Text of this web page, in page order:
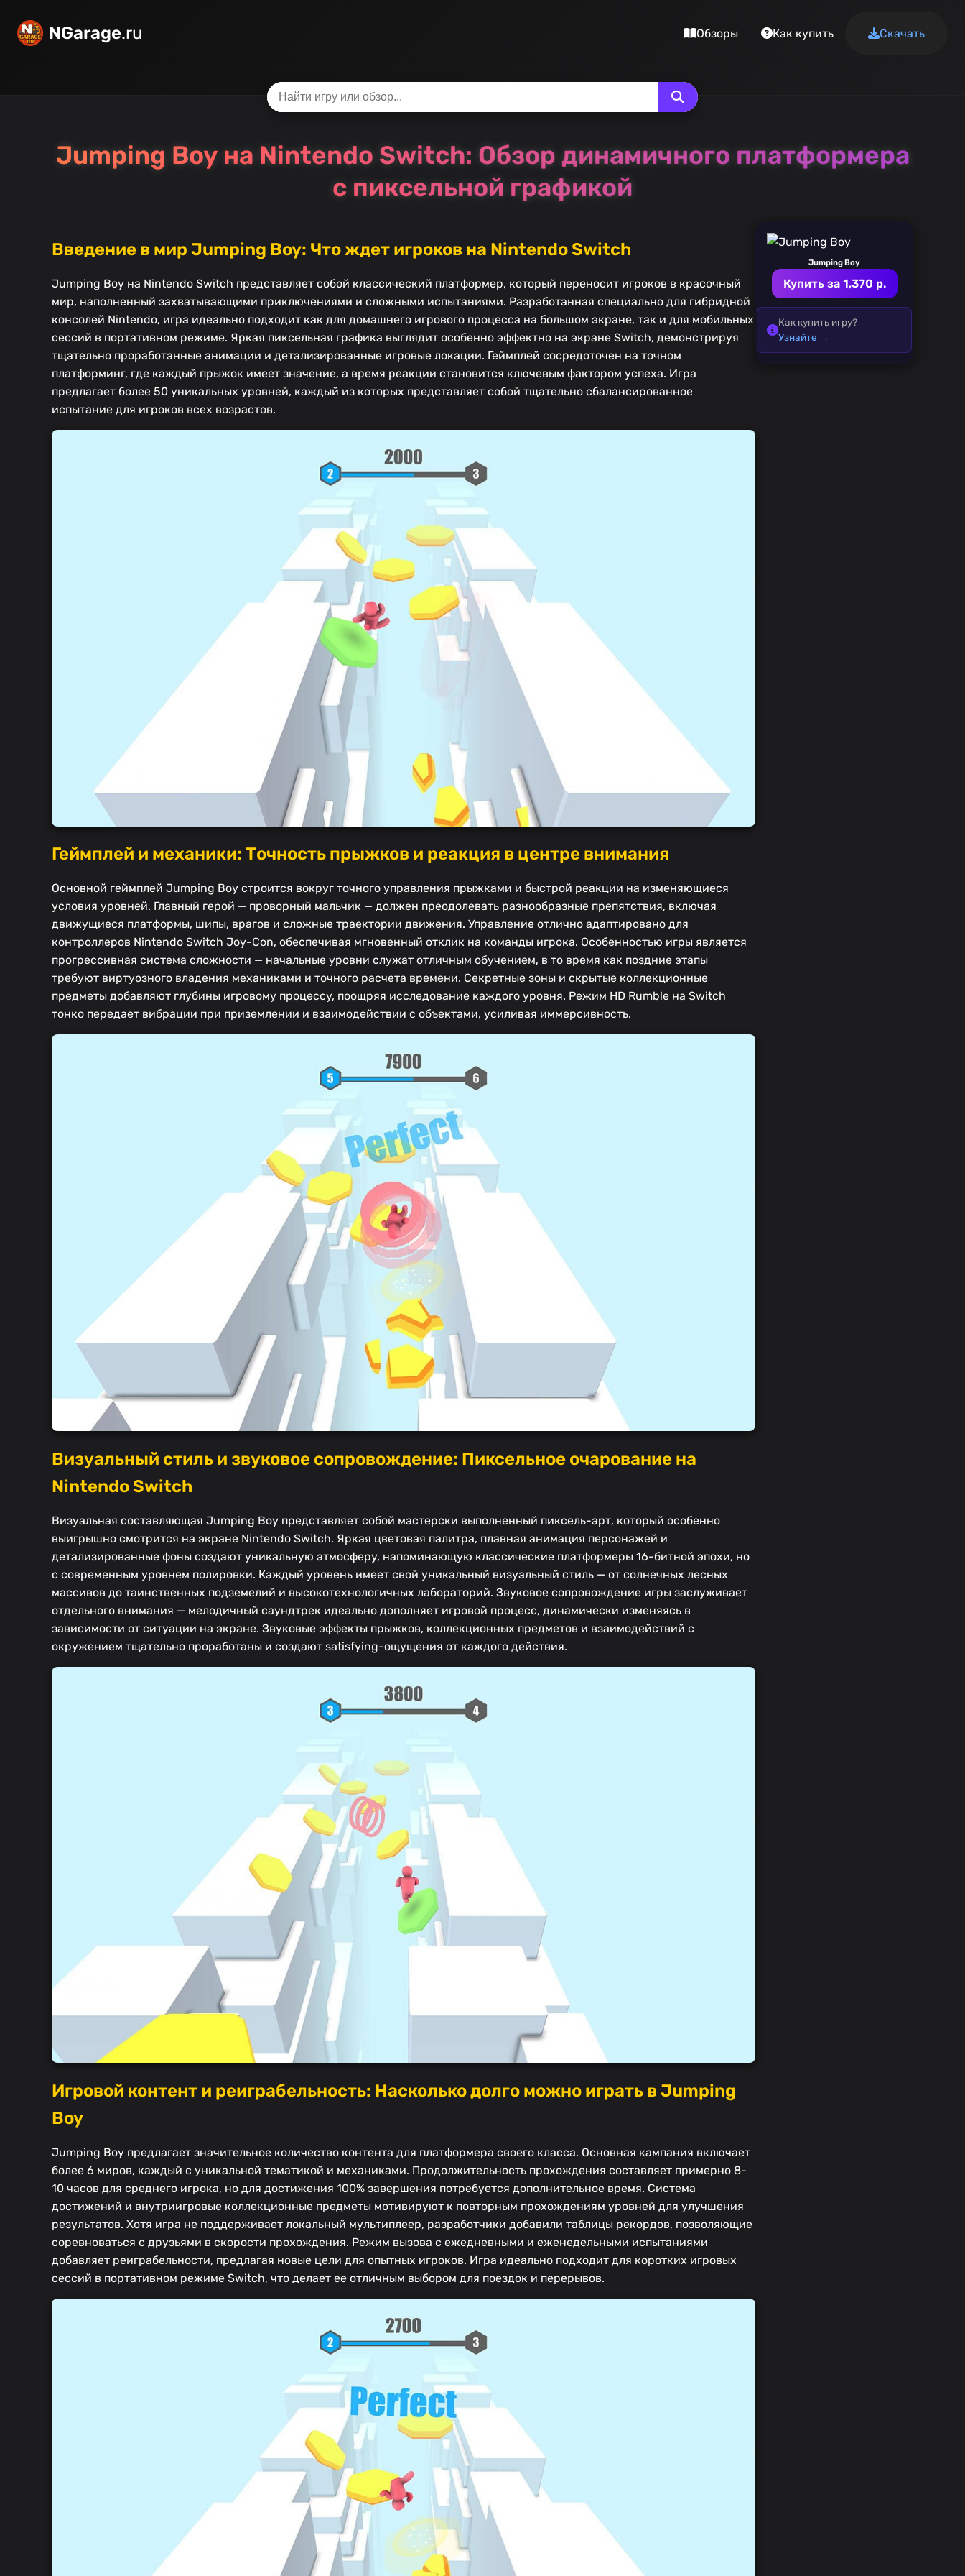
NGarage.ru Обзоры Как купить Скачать
Jumping Boy на Nintendo Switch: Обзор динамичного платформера
с пиксельной графикой
Введение в мир Jumping Boy: Что ждет игроков на Nintendo Switch
Jumping Boy на Nintendo Switch представляет собой классический платформер, который переносит игроков в красочный
мир, наполненный захватывающими приключениями и сложными испытаниями. Разработанная специально для гибридной
консолей Nintendo, игра идеально подходит как для домашнего игрового процесса на большом экране, так и для мобильных
сессий в портативном режиме. Яркая пиксельная графика выглядит особенно эффектно на экране Switch, демонстрируя
тщательно проработанные анимации и детализированные игровые локации. Геймплей сосредоточен на точном
платформинг, где каждый прыжок имеет значение, а время реакции становится ключевым фактором успеха. Игра
предлагает более 50 уникальных уровней, каждый из которых представляет собой тщательно сбалансированное
испытание для игроков всех возрастов.
Геймплей и механики: Точность прыжков и реакция в центре внимания
Основной геймплей Jumping Boy строится вокруг точного управления прыжками и быстрой реакции на изменяющиеся
условия уровней. Главный герой — проворный мальчик — должен преодолевать разнообразные препятствия, включая
движущиеся платформы, шипы, врагов и сложные траектории движения. Управление отлично адаптировано для
контроллеров Nintendo Switch Joy-Con, обеспечивая мгновенный отклик на команды игрока. Особенностью игры является
прогрессивная система сложности — начальные уровни служат отличным обучением, в то время как поздние этапы
требуют виртуозного владения механиками и точного расчета времени. Секретные зоны и скрытые коллекционные
предметы добавляют глубины игровому процессу, поощряя исследование каждого уровня. Режим HD Rumble на Switch
тонко передает вибрации при приземлении и взаимодействии с объектами, усиливая иммерсивность.
Визуальный стиль и звуковое сопровождение: Пиксельное очарование на
Nintendo Switch
Визуальная составляющая Jumping Boy представляет собой мастерски выполненный пиксель-арт, который особенно
выигрышно смотрится на экране Nintendo Switch. Яркая цветовая палитра, плавная анимация персонажей и
детализированные фоны создают уникальную атмосферу, напоминающую классические платформеры 16-битной эпохи, но
с современным уровнем полировки. Каждый уровень имеет свой уникальный визуальный стиль — от солнечных лесных
массивов до таинственных подземелий и высокотехнологичных лабораторий. Звуковое сопровождение игры заслуживает
отдельного внимания — мелодичный саундтрек идеально дополняет игровой процесс, динамически изменяясь в
зависимости от ситуации на экране. Звуковые эффекты прыжков, коллекционных предметов и взаимодействий с
окружением тщательно проработаны и создают satisfying-ощущения от каждого действия.
Игровой контент и реиграбельность: Насколько долго можно играть в Jumping
Boy
Jumping Boy предлагает значительное количество контента для платформера своего класса. Основная кампания включает
более 6 миров, каждый с уникальной тематикой и механиками. Продолжительность прохождения составляет примерно 8-
10 часов для среднего игрока, но для достижения 100% завершения потребуется дополнительное время. Система
достижений и внутриигровые коллекционные предметы мотивируют к повторным прохождениям уровней для улучшения
результатов. Хотя игра не поддерживает локальный мультиплеер, разработчики добавили таблицы рекордов, позволяющие
соревноваться с друзьями в скорости прохождения. Режим вызова с ежедневными и еженедельными испытаниями
добавляет реиграбельности, предлагая новые цели для опытных игроков. Игра идеально подходит для коротких игровых
сессий в портативном режиме Switch, что делает ее отличным выбором для поездок и перерывов.
Jumping Boy
Купить за 1,370 р.
Как купить игру?
Узнайте →